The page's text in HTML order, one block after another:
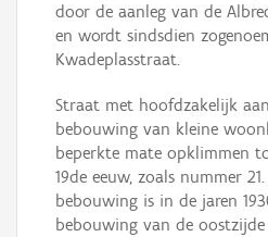
door de aanleg van de
en wordt sindsdien
Kwadeplasstraat.
Straat met hoofdzakelijk
bebouwing van kleine
beperkte mate opklimmen
19de eeuw, zoals nummer
bebouwing is in de jaren
bebouwing van de